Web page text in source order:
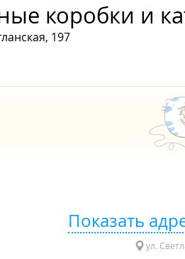
коробки и
197
Показать
ул.